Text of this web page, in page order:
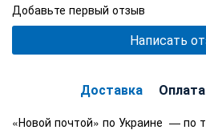
Добавьте первый отзыв
Написать
Доставка Оплата
«Новой почтой» по Украине — по